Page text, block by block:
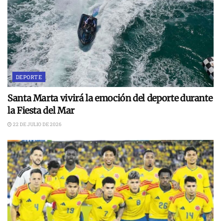
DEPORTE
Santa Marta vivirá la emoción del deporte durante
la Fiesta del Mar
22 DE JULIO DE 2026